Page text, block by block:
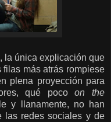
la única explicación que
filas más atrás rompiese
plena proyección para
qué pocoon the
y llanamente, no han
las redes sociales y de